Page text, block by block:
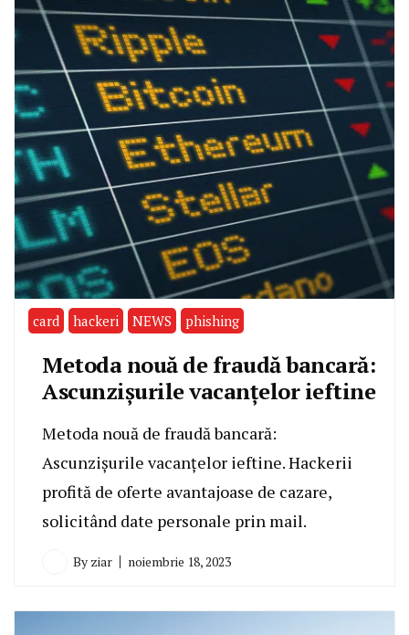
card hackeri NEWS phishing
Metoda nouă de fraudă bancară:
Ascunzișurile vacanțelor ieftine
Metoda nouă de fraudă bancară:
Ascunzișurile vacanțelor ieftine. Hackerii
profită de oferte avantajoase de cazare,
solicitând date personale prin mail.
By ziar noiembrie 18, 2023